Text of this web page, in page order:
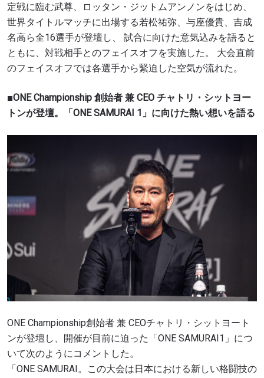
定戦に臨む武尊、ロッタン・ジットムアンノンをはじめ、
世界タイトルマッチに出場する若松祐弥、与座優貴、吉成
名高ら全16選手が登壇し、 試合に向けた意気込みを語ると
ともに、対戦相手とのフェイスオフを実施した。 大会直前
のフェイスオフでは各選手から緊迫した空気が流れた。
■ONE Championship 創始者 兼 CEO チャトリ・シットヨー
トンが登壇。「ONE SAMURAI 1」に向けた熱い想いを語る
ONE Championship創始者 兼 CEOチャトリ・シットヨート
ンが登壇し、開催が目前に迫った「ONE SAMURAI1」につ
いて次のようにコメントした。
「ONE SAMURAI。この大会は日本における新しい格闘技の